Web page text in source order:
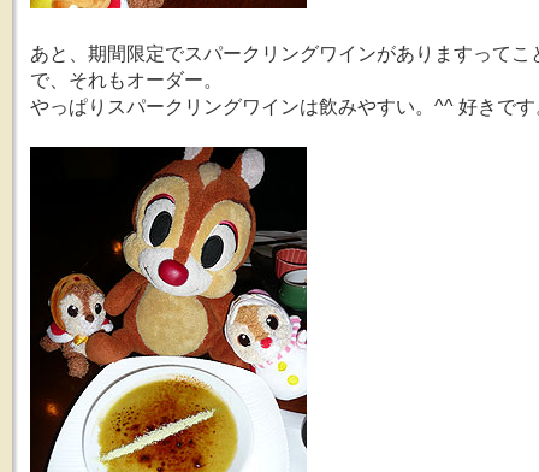
あと、期間限定でスパークリングワインがありますってこ
で、それもオーダー。
やっぱりスパークリングワインは飲みやすい。^^ 好きです